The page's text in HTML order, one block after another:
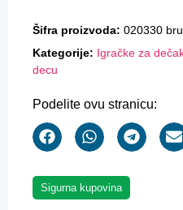
Šifra proizvoda: 020330
Kategorije: Igračke za
decu
Podelite ovu stranicu:
Sigurna kupovina